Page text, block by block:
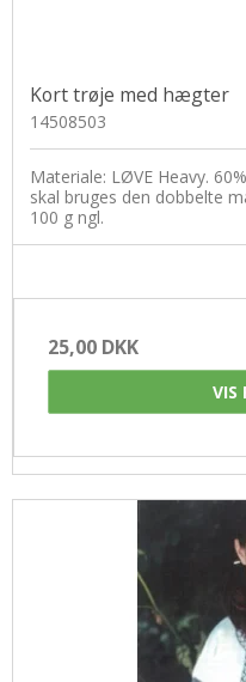
Kort trøje med hægter
14508503
Materiale: LØVE Heavy.
skal bruges den dobbelte
100 g ngl.
25,00 DKK
VIS